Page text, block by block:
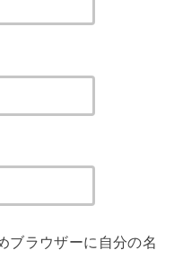
ブラウザーに自分の名